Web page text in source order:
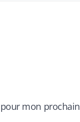
mon prochain